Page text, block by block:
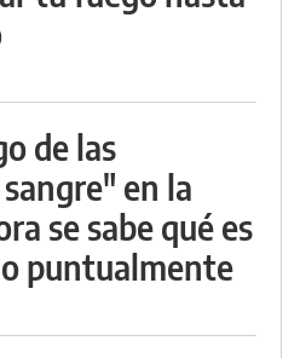
de las
en la
se sabe qué es
puntualmente